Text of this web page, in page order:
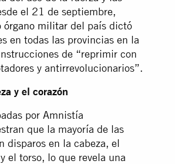
el 21 de septiembre,
órgano militar del país dictó
en todas las provincias en la
de “reprimir con
y antirrevolucionarios”.
y el corazón
por Amnistía
que la mayoría de las
disparos en la cabeza, el
el torso, lo que revela una